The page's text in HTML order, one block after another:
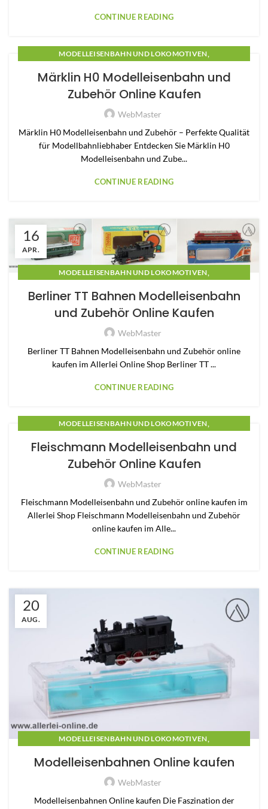
CONTINUE READING
MODELLEISENBAHN UND LOKOMOTIVEN,
Märklin H0 Modelleisenbahn und
Zubehör Online Kaufen
WebMaster
Märklin H0 Modelleisenbahn und Zubehör – Perfekte Qualität
für Modellbahnliebhaber Entdecken Sie Märklin H0
Modelleisenbahn und Zube...
CONTINUE READING
16
APR.
MODELLEISENBAHN UND LOKOMOTIVEN,
Berliner TT Bahnen Modelleisenbahn
und Zubehör Online Kaufen
WebMaster
Berliner TT Bahnen Modelleisenbahn und Zubehör online
kaufen im Allerlei Online Shop Berliner TT ...
CONTINUE READING
MODELLEISENBAHN UND LOKOMOTIVEN,
Fleischmann Modelleisenbahn und
Zubehör Online Kaufen
WebMaster
Fleischmann Modelleisenbahn und Zubehör online kaufen im
Allerlei Shop Fleischmann Modelleisenbahn und Zubehör
online kaufen im Alle...
CONTINUE READING
20
AUG.
MODELLEISENBAHN UND LOKOMOTIVEN,
Modelleisenbahnen Online kaufen
WebMaster
Modelleisenbahnen Online kaufen Die Faszination der